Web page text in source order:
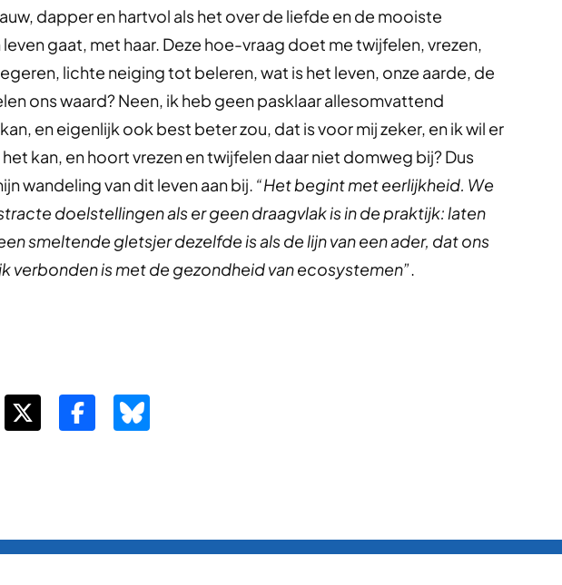
dapper en hartvol als het over de liefde en de mooiste
gaat, met haar. Deze hoe-vraag doet me twijfelen, vrezen,
lichte neiging tot beleren, wat is het leven, onze aarde, de
ons waard? Neen, ik heb geen pasklaar allesomvattend
en eigenlijk ook best beter zou, dat is voor mij zeker, en ik wil er
kan, en hoort vrezen en twijfelen daar niet domweg bij? Dus
wandeling van dit leven aan bij. “Het begint met eerlijkheid. We
doelstellingen als er geen draagvlak is in de praktijk: laten
smeltende gletsjer dezelfde is als de lijn van een ader, dat ons
verbonden is met de gezondheid van ecosystemen”.